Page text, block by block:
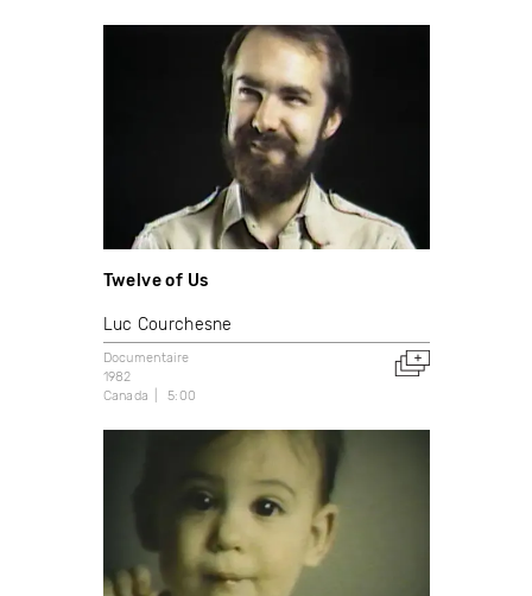
Twelve of Us
Luc Courchesne
Documentaire
1982
Canada
5:00